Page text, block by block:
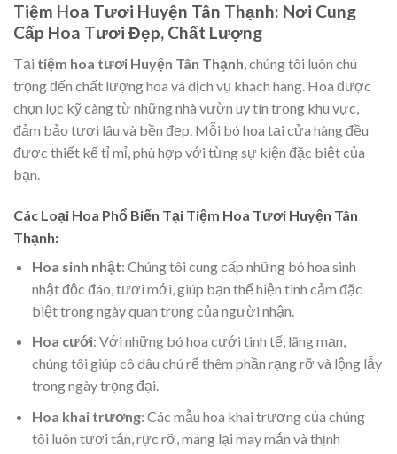
Tiệm Hoa Tươi Huyện Tân Thạnh: Nơi Cung
Cấp Hoa Tươi Đẹp, Chất Lượng
Tại tiệm hoa tươi Huyện Tân Thạnh, chúng tôi luôn chú
trọng đến chất lượng hoa và dịch vụ khách hàng. Hoa được
chọn lọc kỹ càng từ những nhà vườn uy tín trong khu vực,
đảm bảo tươi lâu và bền đẹp. Mỗi bó hoa tại cửa hàng đều
được thiết kế tỉ mỉ, phù hợp với từng sự kiện đặc biệt của
bạn.
Các Loại Hoa Phổ Biến Tại Tiệm Hoa Tươi Huyện Tân
Thạnh:
Hoa sinh nhật: Chúng tôi cung cấp những bó hoa sinh
nhật độc đáo, tươi mới, giúp bạn thể hiện tình cảm đặc
biệt trong ngày quan trọng của người nhận.
Hoa cưới: Với những bó hoa cưới tinh tế, lãng mạn,
chúng tôi giúp cô dâu chú rể thêm phần rạng rỡ và lộng lẫy
trong ngày trọng đại.
Hoa khai trương: Các mẫu hoa khai trương của chúng
tôi luôn tươi tắn, rực rỡ, mang lại may mắn và thịnh